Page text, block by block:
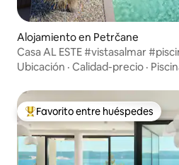
Alojamiento en Petrčane
Casa AL ESTE #vistasalmar
#yoga
Ubicación · Calidad-precio ·
Favorito entre huéspedes
Favorito entre huéspedes